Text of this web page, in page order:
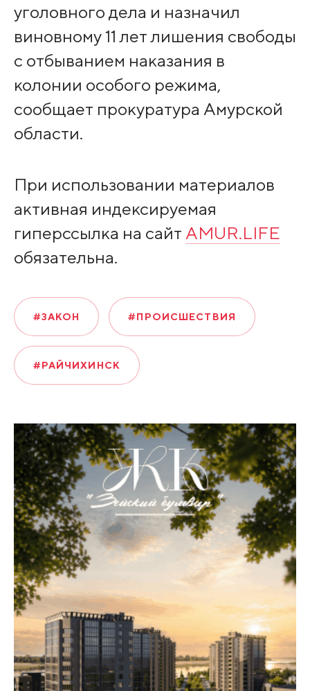
уголовного дела и назначил
виновному 11 лет лишения свободы
с отбыванием наказания в
колонии особого режима,
сообщает прокуратура Амурской
области.
При использовании материалов
активная индексируемая
гиперссылка на сайт AMUR.LIFE
обязательна.
#ЗАКОН #ПРОИСШЕСТВИЯ
#РАЙЧИХИНСК